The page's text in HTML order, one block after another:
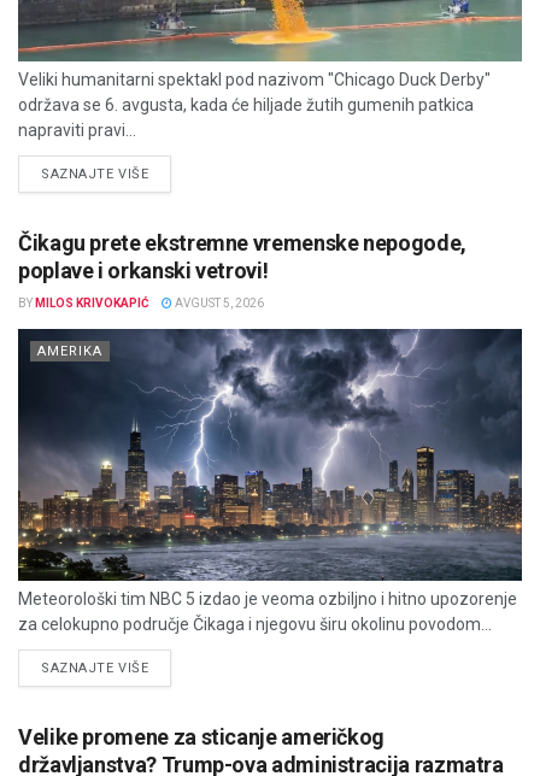
Veliki humanitarni spektakl pod nazivom "Chicago Duck Derby"
održava se 6. avgusta, kada će hiljade žutih gumenih patkica
napraviti pravi...
SAZNAJTE VIŠEDETAILS
Čikagu prete ekstremne vremenske nepogode,
poplave i orkanski vetrovi!
BY MILOS KRIVOKAPIĆ AVGUST 5, 2026
AMERIKA
Meteorološki tim NBC 5 izdao je veoma ozbiljno i hitno upozorenje
za celokupno područje Čikaga i njegovu širu okolinu povodom...
SAZNAJTE VIŠEDETAILS
Velike promene za sticanje američkog
državljanstva? Trump-ova administracija razmatra